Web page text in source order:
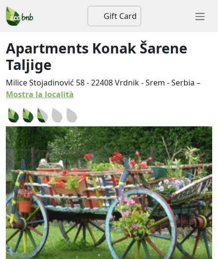
Gift Card
Apartments Konak Šarene
Taljige
Milice Stojadinović 58-22408Vrdnik-Srem -Serbia –
Mostra la località